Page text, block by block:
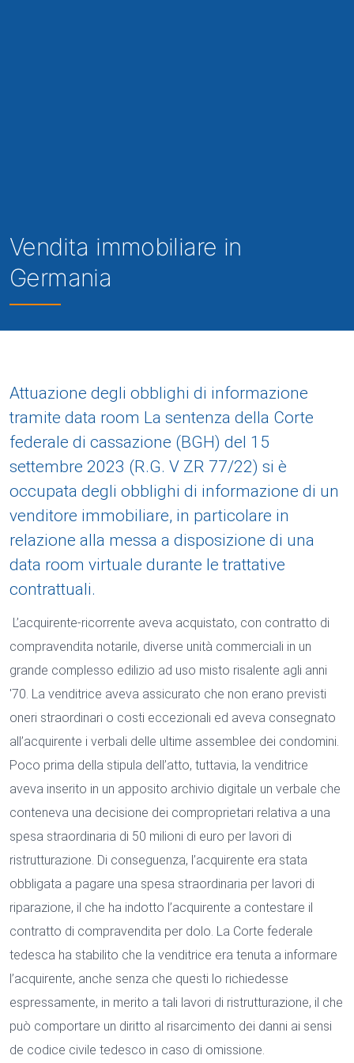
Vendita immobiliare in
Germania
Attuazione degli obblighi di informazione
tramite data room La sentenza della Corte
federale di cassazione (BGH) del 15
settembre 2023 (R.G. V ZR 77/22) si è
occupata degli obblighi di informazione di un
venditore immobiliare, in particolare in
relazione alla messa a disposizione di una
data room virtuale durante le trattative
contrattuali.
L’acquirente-ricorrente aveva acquistato, con contratto di
compravendita notarile, diverse unità commerciali in un
grande complesso edilizio ad uso misto risalente agli anni
'70. La venditrice aveva assicurato che non erano previsti
oneri straordinari o costi eccezionali ed aveva consegnato
all’acquirente i verbali delle ultime assemblee dei condomini.
Poco prima della stipula dell’atto, tuttavia, la venditrice
aveva inserito in un apposito archivio digitale un verbale che
conteneva una decisione dei comproprietari relativa a una
spesa straordinaria di 50 milioni di euro per lavori di
ristrutturazione. Di conseguenza, l’acquirente era stata
obbligata a pagare una spesa straordinaria per lavori di
riparazione, il che ha indotto l’acquirente a contestare il
contratto di compravendita per dolo. La Corte federale
tedesca ha stabilito che la venditrice era tenuta a informare
l’acquirente, anche senza che questi lo richiedesse
espressamente, in merito a tali lavori di ristrutturazione, il che
può comportare un diritto al risarcimento dei danni ai sensi
de codice civile tedesco in caso di omissione.